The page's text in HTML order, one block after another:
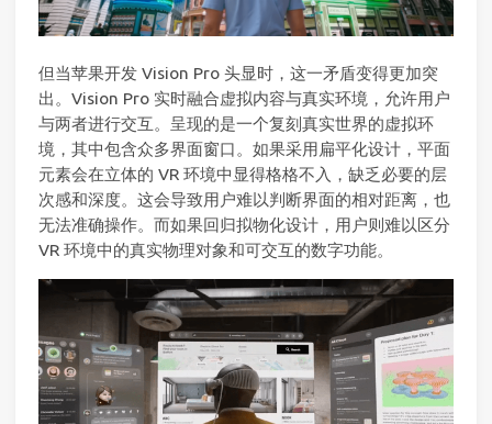
但当苹果开发 Vision Pro 头显时，这一矛盾变得更加突
出。Vision Pro 实时融合虚拟内容与真实环境，允许用户
与两者进行交互。呈现的是一个复刻真实世界的虚拟环
境，其中包含众多界面窗口。如果采用扁平化设计，平面
元素会在立体的 VR 环境中显得格格不入，缺乏必要的层
次感和深度。这会导致用户难以判断界面的相对距离，也
无法准确操作。而如果回归拟物化设计，用户则难以区分
VR 环境中的真实物理对象和可交互的数字功能。